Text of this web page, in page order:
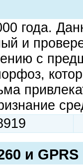
года.
и
с
и GPRS